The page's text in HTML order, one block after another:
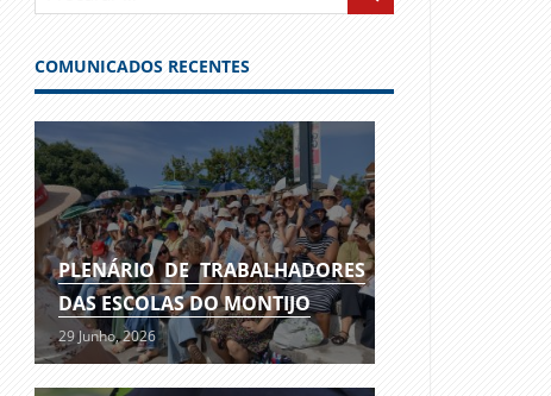
COMUNICADOS RECENTES
PLENÁRIO DE TRABALHADORES
DAS ESCOLAS DO MONTIJO
29 Junho, 2026